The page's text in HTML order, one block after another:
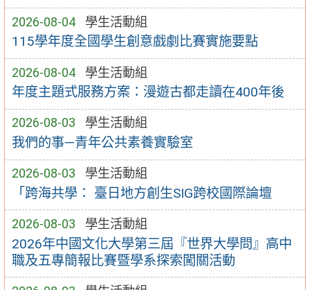
2026-08-04 學生活動組
115學年度全國學生創意戲劇比賽實施要點
2026-08-04 學生活動組
年度主題式服務方案：漫遊古都走讀在400年後
2026-08-03 學生活動組
我們的事—青年公共素養實驗室
2026-08-03 學生活動組
「跨海共學： 臺日地方創生SIG跨校國際論壇
2026-08-03 學生活動組
2026年中國文化大學第三屆『世界大學問』高中
職及五專簡報比賽暨學系探索闖關活動